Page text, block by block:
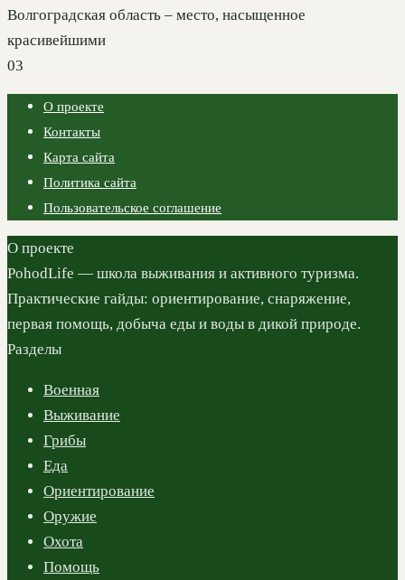
Волгоградская область – место, насыщенное
красивейшими
03
О проекте
Контакты
Карта сайта
Политика сайта
Пользовательское соглашение
О проекте
PohodLife — школа выживания и активного туризма.
Практические гайды: ориентирование, снаряжение,
первая помощь, добыча еды и воды в дикой природе.
Разделы
Военная
Выживание
Грибы
Еда
Ориентирование
Оружие
Охота
Помощь